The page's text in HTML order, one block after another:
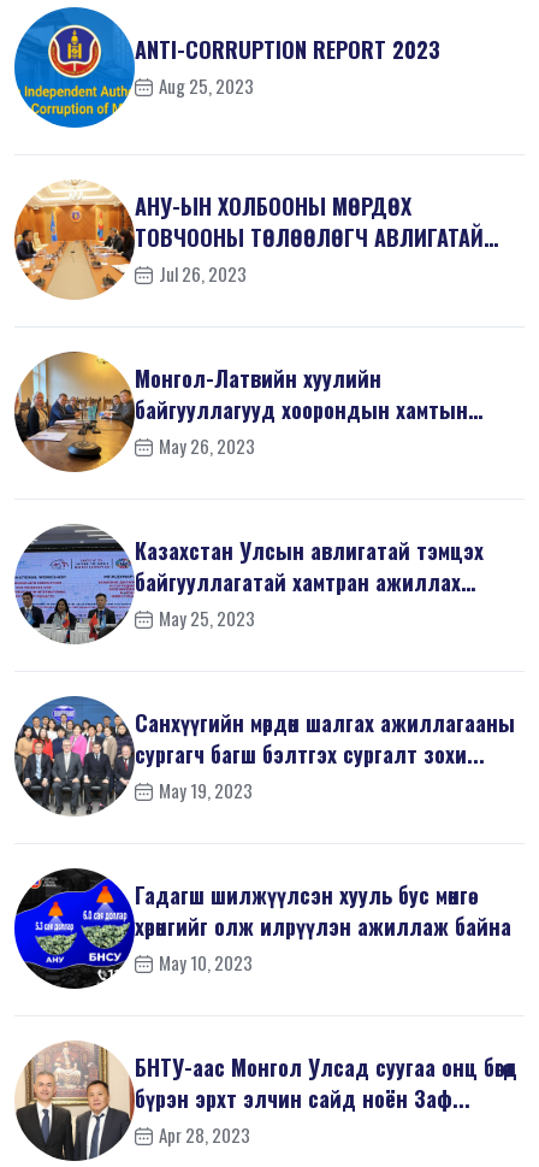
ANTI-СORRUPTION REPORT 2023
Aug 25, 2023
АНУ-ЫН ХОЛБООНЫ МӨРДӨХ
ТОВЧООНЫ ТӨЛӨӨЛӨГЧ АВЛИГАТАЙ
ТЭМЦЭХ ГАЗАРТ ЗОЧЛ...
Jul 26, 2023
Монгол-Латвийн хуулийн
байгууллагууд хоорондын хамтын
ажиллагаанд ахиц...
May 26, 2023
Казахстан Улсын авлигатай тэмцэх
байгууллагатай хамтран ажиллах
санамж...
May 25, 2023
Санхүүгийн мөрдөн шалгах ажиллагааны
сургагч багш бэлтгэх сургалт зохи...
May 19, 2023
Гадагш шилжүүлсэн хууль бус мөнгө
хөрөнгийг олж илрүүлэн ажиллаж байна
May 10, 2023
БНТУ-аас Монгол Улсад суугаа онц бөгөөд
бүрэн эрхт элчин сайд ноён Заф...
Apr 28, 2023